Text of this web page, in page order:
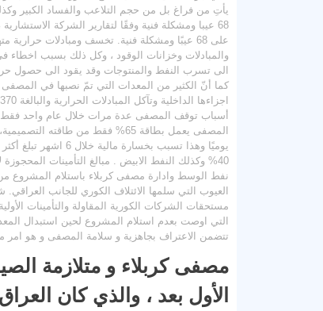
يأتِ من فراغ بل من حجم التلاعب والفساد الكبير
68 عيبا ومشكلة فنية وفقًا لتقارير الشركة
على 68 عيبًا ومشكلة فنية. تخسف ومبادلات
والمبادلات وخزانات الوقود ، وكل ذلك بسبب
كما أنّ الكثير من المعدات التي تمّ نصبها في
أسباب توقف المصفى عدة مرات خلال عام واحد فقط،
40% وكذلك النفط الابيض . مبالغ التأمينات
نفط الوسط وادارة مصفى كربلاء باستلام المشروع من
العيوب التي سلمها الائتلاف الكوري للجانب
مستحقات الشركات الكورية المقاولة والتأمينات
التي اوصت بعدم استلام المشروع لحين استبدال
تتضمن الاعتراف بجاهزية و سلامة المصفى و هو امر
مصفى كربلاء و متلازمة
الأول بعد ، والذي كان